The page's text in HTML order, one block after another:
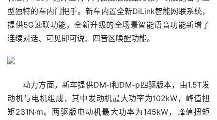
型独特的车内门把手。新车内置全新DiLink智能网联系统，
提供5G速联功能。全新升级的全场景智能语音功能新增了
连续对话、可见即可说、四音区唤醒功能。
动力方面，新车提供DM-i和DM-p四驱版本，由1.5T发
动机与电机组成，其中发动机最大功率为102kW，峰值扭
矩231N·m。两驱版电动机最大功率为145kW，峰值扭矩